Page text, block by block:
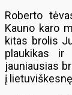
Roberto
Kauno karo
kitas brolis
plaukikas ir
jauniausias
į